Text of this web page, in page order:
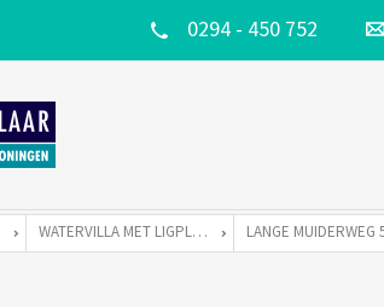
0294 - 450 752
WATERVILLA MET LIGPLAATS